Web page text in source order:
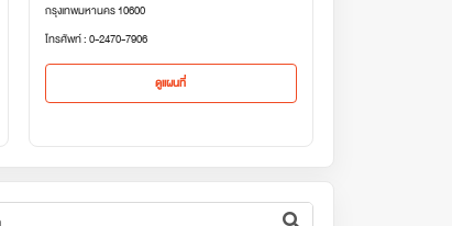
กรุงเทพมหานคร 10600
โทรศัพท์ : 0-2470-7906
ดูแผนที่